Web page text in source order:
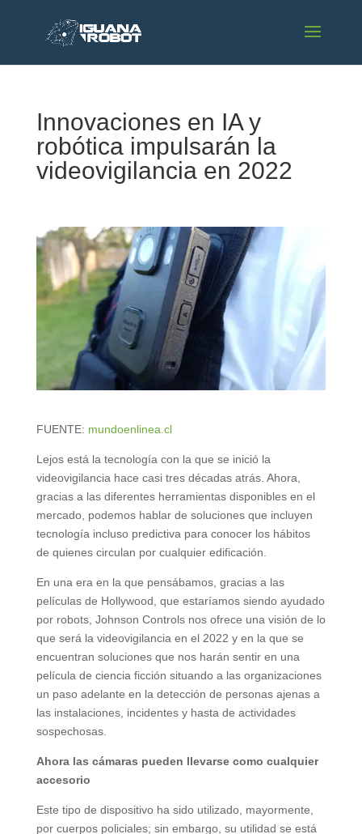
Innovaciones en IA y
robótica impulsarán la
videovigilancia en 2022
FUENTE: mundoenlinea.cl
Lejos está la tecnología con la que se inició la
videovigilancia hace casi tres décadas atrás. Ahora,
gracias a las diferentes herramientas disponibles en el
mercado, podemos hablar de soluciones que incluyen
tecnología incluso predictiva para conocer los hábitos
de quienes circulan por cualquier edificación.
En una era en la que pensábamos, gracias a las
películas de Hollywood, que estaríamos siendo ayudado
por robots, Johnson Controls nos ofrece una visión de lo
que será la videovigilancia en el 2022 y en la que se
encuentran soluciones que nos harán sentir en una
película de ciencia ficción situando a las organizaciones
un paso adelante en la detección de personas ajenas a
las instalaciones, incidentes y hasta de actividades
sospechosas.
Ahora las cámaras pueden llevarse como cualquier
accesorio
Este tipo de dispositivo ha sido utilizado, mayormente,
por cuerpos policiales; sin embargo, su utilidad se está